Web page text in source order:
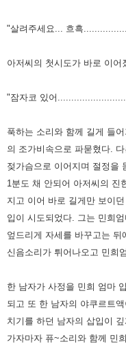
"살려주세요... 흐흑
아저씨의 첫시도가 바로 이어
"잠자코 있어
푹하는 소리와 함께 길게 들
의 조가비속으로 파묻혔다.
젖가슴으로 이어지며 절정을
1분도 채 안되어 아저씨의 진
지고 이어 바로 길게만 보이
입이 시도되었다.
그는 민희
엎드리게 자세를 바꾸고는 뒤
신음소리가 튀어나오고 민희
한 남자가 사정을 민희 엄마
되고 또 한 남자의 야쿠르트
치기를 하던 남자의 삽입이 깊
가자마자 퓨~소리와 함께 민